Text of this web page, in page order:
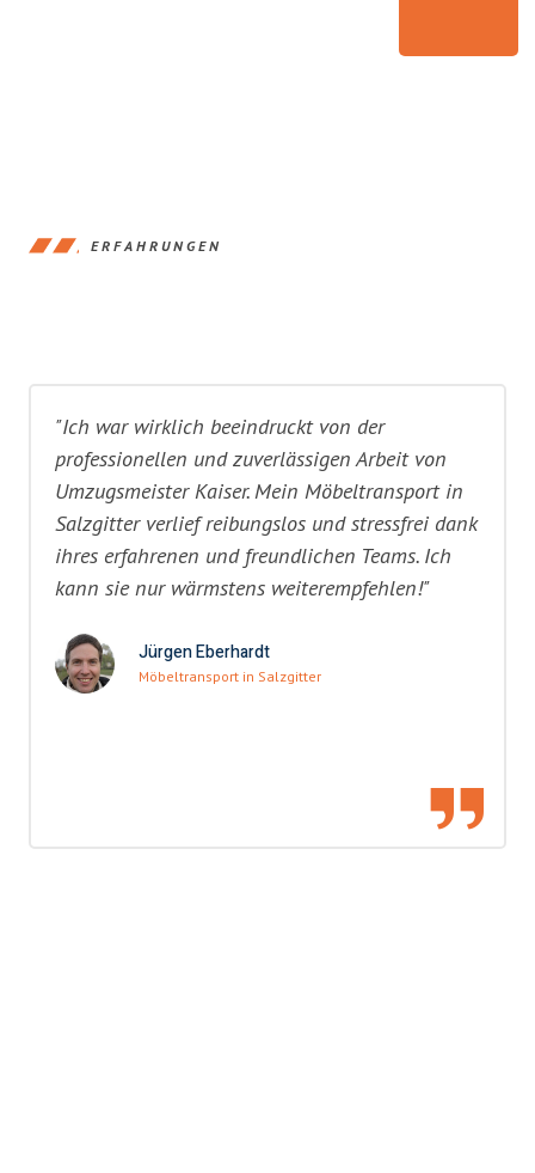
ERFAHRUNGEN
"Ich war wirklich beeindruckt von der
professionellen und zuverlässigen Arbeit von
Umzugsmeister Kaiser. Mein Möbeltransport in
Salzgitter verlief reibungslos und stressfrei dank
ihres erfahrenen und freundlichen Teams. Ich
kann sie nur wärmstens weiterempfehlen!"
Jürgen Eberhardt
Möbeltransport in Salzgitter